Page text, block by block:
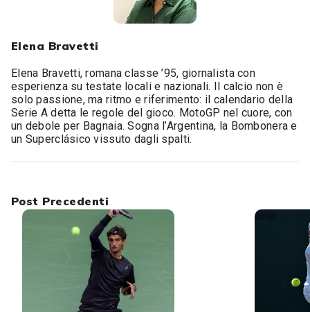
Elena Bravetti
Elena Bravetti, romana classe ’95, giornalista con
esperienza su testate locali e nazionali. Il calcio non è
solo passione, ma ritmo e riferimento: il calendario della
Serie A detta le regole del gioco. MotoGP nel cuore, con
un debole per Bagnaia. Sogna l’Argentina, la Bombonera e
un Superclásico vissuto dagli spalti.
Post Precedenti